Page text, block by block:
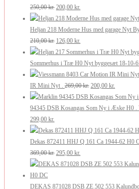
250,00kr. Den
oprindelige
pris
var:
250,00 kr..
200,00 kr.
aktuelle
pris
200,00 kr..
Heljan 218 Moderne Hus med garage Nyt
210,00kr. Den
oprindelige
pris
var:
210,00 kr..
126,00 kr.
aktuelle
pris
er:
126,00 kr..
Sommerhus i Træ H0 Nyt byggesæt 18-10-
IR Mini Nyt .
269,00kr. Den
oprindelige
pris
269,00 kr..
200,00 kr.
aktuelle
pris
200,00
94345 DSB Kosangas Som Ny i Æske H0 .
Den
oprindelige
pris
var:
349,00 kr..
299,00 kr.
aktuelle
pris
er:
299,00 kr..
Dekas 872411 HHJ Q 161 Ca 1944-62 H0
369,00kr. Den
oprindelige
var:
295,00 kr.
aktuelle
er:
DEKAS 871028 DSB ZE 502 553